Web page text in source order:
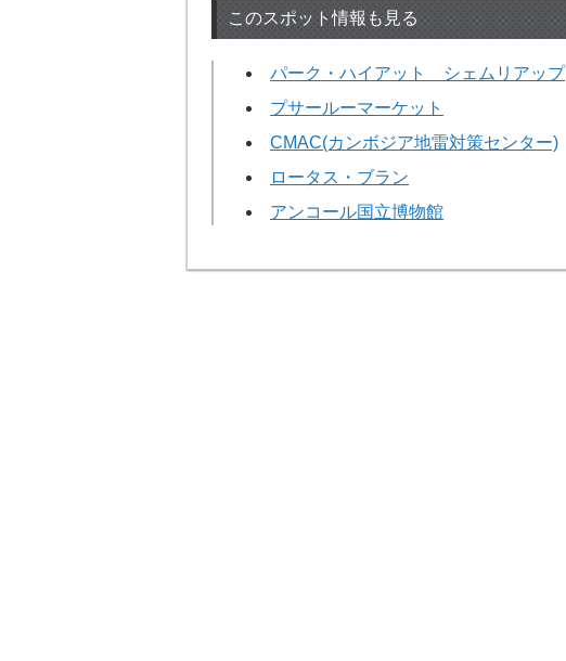
このスポット情報も見る
パーク・ハイアット シェムリアップ
プサールーマーケット
CMAC(カンボジア地雷対策センター)
ロータス・ブラン
アンコール国立博物館